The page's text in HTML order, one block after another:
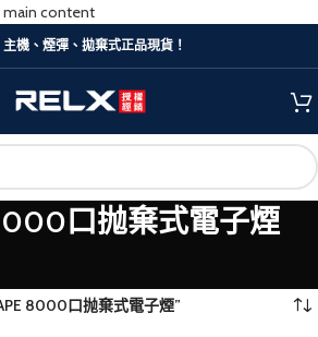
main content
機、煙彈、拋棄式正品現貨！
口抛棄式電子煙
8000口抛棄式電子煙”